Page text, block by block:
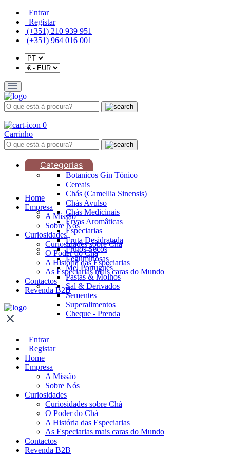
Entrar
Registar
(+351) 210 939 951
(+351) 964 016 001
0
Carrinho
Categorias
Botanicos Gin Tónico
Cereais
Chás (Camellia Sinensis)
Chás Avulso
Chás Medicinais
Ervas Aromâticas
Especiarias
Fruta Desidratada
Frutos Secos
Leguminosas
Mel Português
Pastas & Molhos
Sal & Derivados
Sementes
Superalimentos
Cheque - Prenda
Home
Empresa
A Missão
Sobre Nós
Curiosidades
Curiosidades sobre Chá
O Poder do Chá
A História das Especiarias
As Especiarias mais caras do Mundo
Contactos
Revenda B2B
Entrar
Registar
Home
Empresa
A Missão
Sobre Nós
Curiosidades
Curiosidades sobre Chá
O Poder do Chá
A História das Especiarias
As Especiarias mais caras do Mundo
Contactos
Revenda B2B